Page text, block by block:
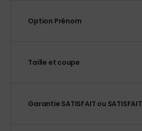
Option Prénom
Taille et coupe
Garantie SATISFAIT ou SATISFAIT